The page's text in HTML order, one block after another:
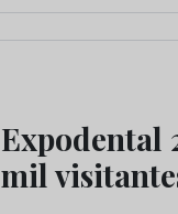
Expodental
mil